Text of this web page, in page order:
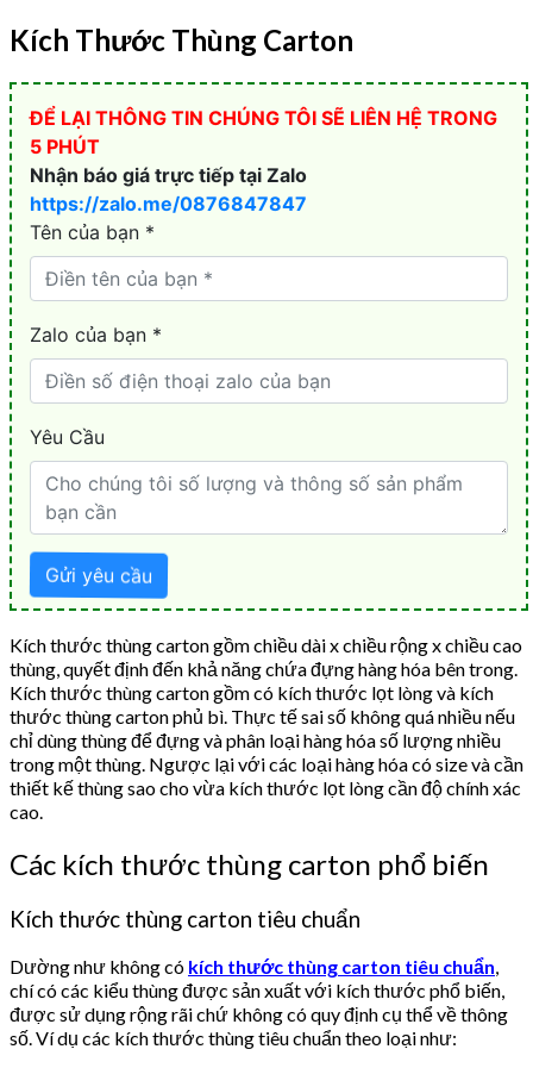
Kích Thước Thùng Carton
Kích thước thùng carton gồm chiều dài x chiều rộng x chiều cao
thùng, quyết định đến khả năng chứa đựng hàng hóa bên trong.
Kích thước thùng carton gồm có kích thước lọt lòng và kích
thước thùng carton phủ bì. Thực tế sai số không quá nhiều nếu
chỉ dùng thùng để đựng và phân loại hàng hóa số lượng nhiều
trong một thùng. Ngược lại với các loại hàng hóa có size và cần
thiết kế thùng sao cho vừa kích thước lọt lòng cần độ chính xác
cao.
Các kích thước thùng carton phổ biến
Kích thước thùng carton tiêu chuẩn
Dường như không có kích thước thùng carton tiêu chuẩn,
chí có các kiểu thùng được sản xuất với kích thước phổ biến,
được sử dụng rộng rãi chứ không có quy định cụ thể về thông
số. Ví dụ các kích thước thùng tiêu chuẩn theo loại như: